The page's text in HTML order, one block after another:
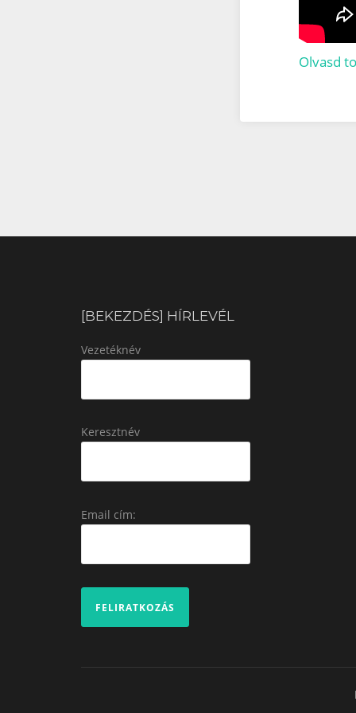
Olvasd
[BEKEZDÉS] HÍRLEVÉL
Vezetéknév
Keresztnév
Email cím: